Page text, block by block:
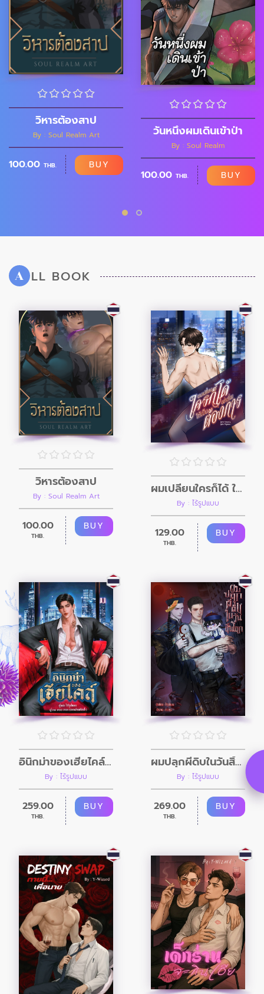
วิหารต้องสาป
By : Soul Realm Art
100.00 THB. BUY
วันหนึ่งผมเดินเข้าป่า
By : Soul Realm
100.00 THB. BUY
A LL BOOK
วิหารต้องสาป
By : Soul Realm Art
100.00
THB.
BUY
ผมเปลี่ยนใครก็ได้ ให้เป็นอย่างที่ผมต้องการ
By : ไร้รูปแบบ
129.00
THB.
BUY
อินิกม่าของเฮียไคล์ (Mpreg)
By : ไร้รูปแบบ
259.00
THB.
BUY
ผมปลุกผีดิบในวันสิ้นโลก (อินิกม่าxอัลฟ่า)
By : ไร้รูปแบบ
269.00
THB.
BUY